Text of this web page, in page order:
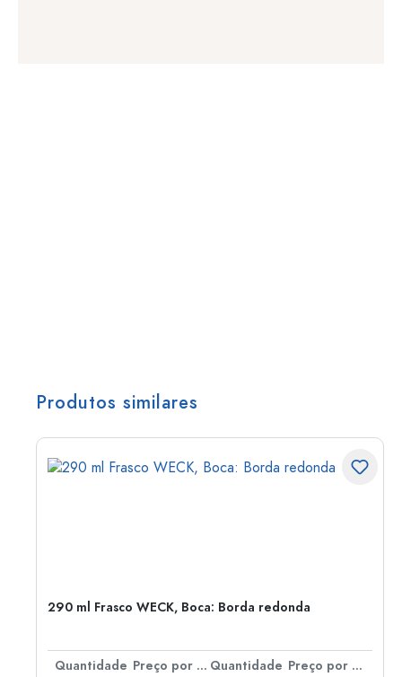
Produtos similares
290 ml Frasco WECK, Boca: Borda redonda
Quantidade Preço por peça Quantidade
Preço por peça